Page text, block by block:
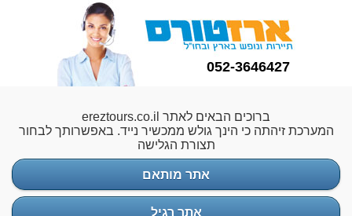
052-3646427
ברוכים הבאים לאתר ereztours.co.il
המערכת זיהתה כי הינך גולש ממכשיר נייד. באפשרותך לבחור
תצורת הגלישה
אתר מותאם
אתר רגיל